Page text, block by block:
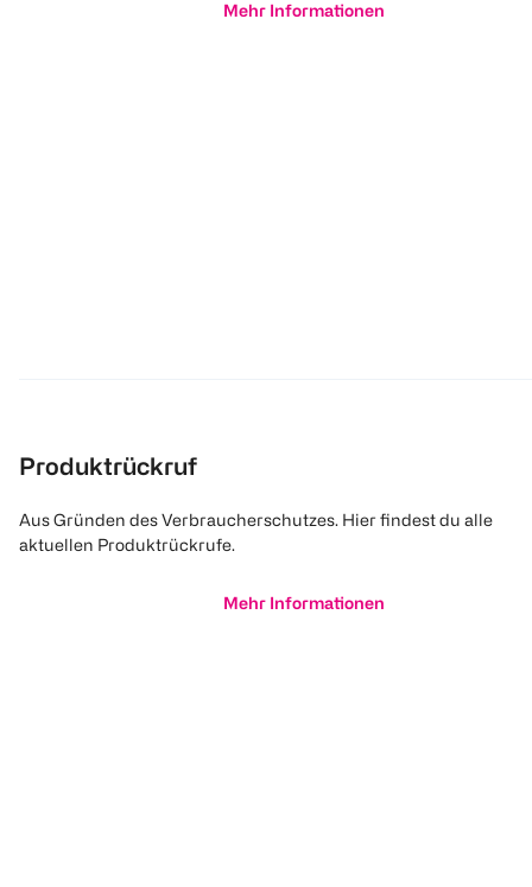
Mehr Informationen
Produktrückruf
Aus Gründen des Verbraucherschutzes. Hier findest du alle
aktuellen Produktrückrufe.
Mehr Informationen